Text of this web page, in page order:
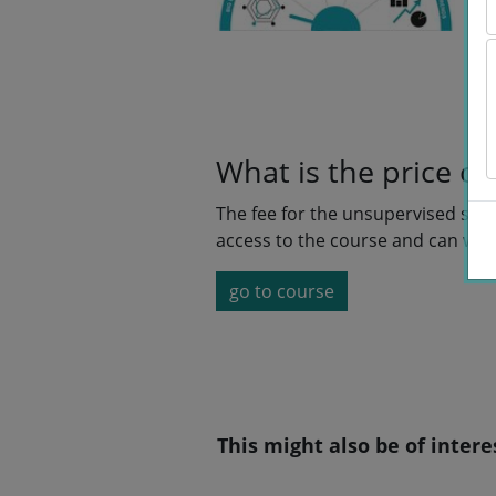
What is the price of
The fee for the unsupervised
access to the course and can
go to course
This might also be of